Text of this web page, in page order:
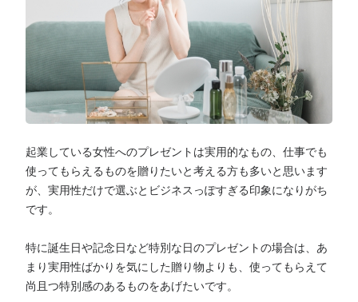
起業している女性へのプレゼントは実用的なもの、仕事でも
使ってもらえるものを贈りたいと考える方も多いと思います
が、実用性だけで選ぶとビジネスっぽすぎる印象になりがち
です。
特に誕生日や記念日など特別な日のプレゼントの場合は、あ
まり実用性ばかりを気にした贈り物よりも、使ってもらえて
尚且つ特別感のあるものをあげたいです。